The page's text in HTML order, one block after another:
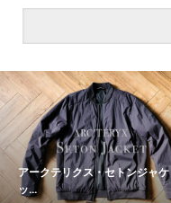
アークテリクス・セトンジャケ
ッ...